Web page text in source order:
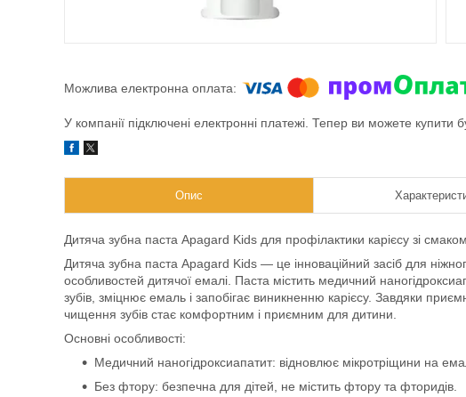
У компанії підключені електронні платежі. Тепер ви можете купити
Опис
Дитяча зубна паста Apagard Kids для профілактики карієсу зі
Дитяча зубна паста Apagard Kids — це інноваційний засіб для
особливостей дитячої емалі. Паста містить медичний
зубів, зміцнює емаль і запобігає виникненню карієсу. Завдяки
чищення зубів стає комфортним і приємним для дитини.
Основні особливості:
Медичний наногідроксиапатит: відновлює мікротріщини на
Без фтору: безпечна для дітей, не містить фтору та фторидів.